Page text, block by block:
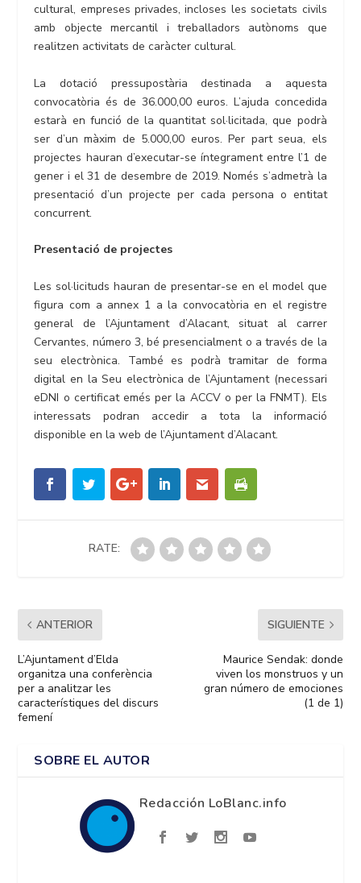
cultural, empreses privades, incloses les societats civils
amb objecte mercantil i treballadors autònoms que
realitzen activitats de caràcter cultural.
La dotació pressupostària destinada a aquesta
convocatòria és de 36.000,00 euros. L’ajuda concedida
estarà en funció de la quantitat sol·licitada, que podrà
ser d’un màxim de 5.000,00 euros. Per part seua, els
projectes hauran d’executar-se íntegrament entre l’1 de
gener i el 31 de desembre de 2019. Només s’admetrà la
presentació d’un projecte per cada persona o entitat
concurrent.
Presentació de projectes
Les sol·licituds hauran de presentar-se en el model que
figura com a annex 1 a la convocatòria en el registre
general de l’Ajuntament d’Alacant, situat al carrer
Cervantes, número 3, bé presencialment o a través de la
seu electrònica. També es podrà tramitar de forma
digital en la Seu electrònica de l’Ajuntament (necessari
eDNI o certificat emés per la ACCV o per la FNMT). Els
interessats podran accedir a tota la informació
disponible en la web de l’Ajuntament d’Alacant.
RATE:
ANTERIOR
L’Ajuntament d’Elda
organitza una conferència
per a analitzar les
característiques del discurs
femení
SIGUIENTE
Maurice Sendak: donde
viven los monstruos y un
gran número de emociones
(1 de 1)
SOBRE EL AUTOR
Redacción LoBlanc.info